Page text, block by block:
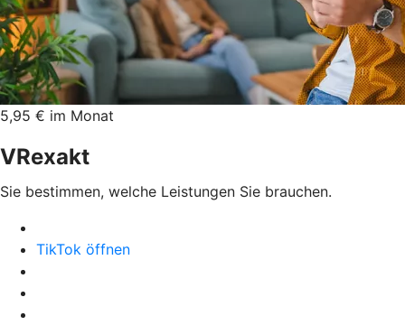
5,95 € im Monat
VRexakt
Sie bestimmen, welche Leistungen Sie brauchen.
TikTok öffnen